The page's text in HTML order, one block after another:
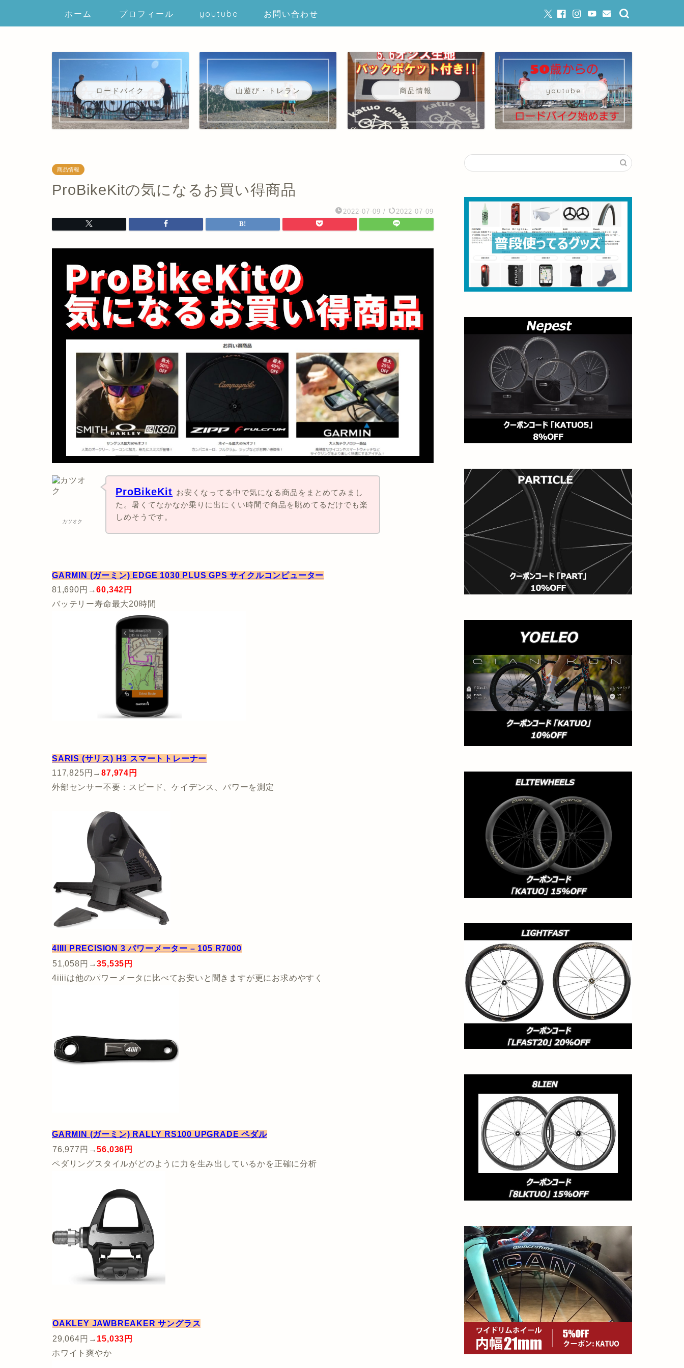
ホーム プロフィール youtube お問い合わせ
ロードバイク 山遊び・トレラン 商品情報 youtube
商品情報
ProBikeKitの気になるお買い得商品
2022-07-09 / 2022-07-09
カツオク
ProBikeKit お安くなってる中で気になる商品をまとめてみまし
た。暑くてなかなか乗りに出にくい時間で商品を眺めてるだけでも楽
しめそうです。
GARMIN (ガーミン) EDGE 1030 PLUS GPS サイクルコンピューター
81,690円→60,342円
バッテリー寿命最大20時間
SARIS (サリス) H3 スマートトレーナー
117,825円→87,974円
外部センサー不要：スピード、ケイデンス、パワーを測定
4IIII PRECISION 3 パワーメーター – 105 R7000
51,058円→35,535円
4iiiiは他のパワーメータに比べてお安いと聞きますが更にお求めやすく
GARMIN (ガーミン) RALLY RS100 UPGRADE ペダル
76,977円→56,036円
ペダリングスタイルがどのように力を生み出しているかを正確に分析
OAKLEY JAWBREAKER サングラス
29,064円→ 15,033円
ホワイト爽やか